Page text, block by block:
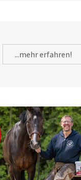
...mehr erfahren!